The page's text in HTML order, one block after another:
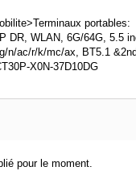
portables:
DR, WLAN, 6G/64G, 5.5
n/ac/r/k/mc/ax, BT5.1
X0N-37D10DG
pour le moment.